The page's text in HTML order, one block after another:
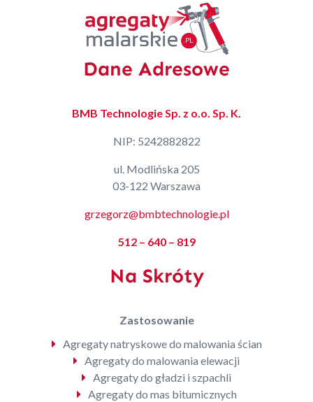
Dane Adresowe
BMB Technologie Sp. z o.o. Sp. K.
NIP: 5242882822
ul. Modlińska 205
03-122 Warszawa
grzegorz@bmbtechnologie.pl
512 – 640 – 819
Na Skróty
Zastosowanie
Agregaty natryskowe do malowania ścian
Agregaty do malowania elewacji
Agregaty do gładzi i szpachli
Agregaty do mas bitumicznych